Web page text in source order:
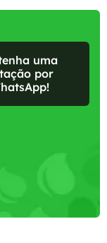
uma
por